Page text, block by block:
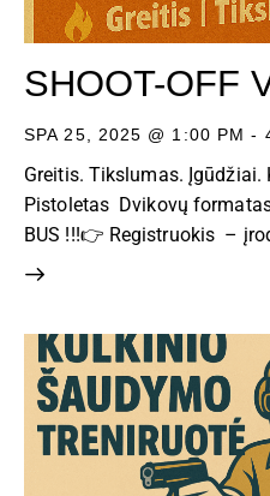
SHOOT-OFF
SPA 25, 2025 @ 1:00 PM -
Greitis. Tikslumas.
Pistoletas Dvikovų
BUS !!!👉 Registruokis –